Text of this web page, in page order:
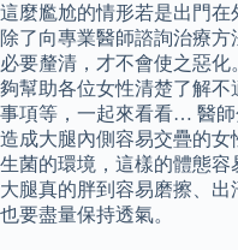
這麼尷尬的情形若是出門在
除了向專業醫師諮詢治療
必要釐清，才不會使之惡
夠幫助各位女性清楚了解
事項等，一起來看看… 醫
造成大腿內側容易交疊的
生菌的環境，這樣的體態
大腿真的胖到容易磨擦、
也要盡量保持透氣。